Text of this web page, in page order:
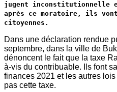
jugent inconstitutionnelle
après ce moratoire, ils
citoyennes.
Dans une déclaration rendue
septembre, dans la ville de
dénoncent le fait que la taxe
à-vis du contribuable. Ils font
finances 2021 et les autres
pas cette taxe.